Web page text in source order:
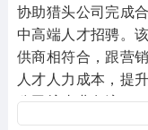
协助猎头公司完成
中高端人才招骋。
供商相符合，跟营
人才人力成本，提
公司扩张业务流程
虑的人才检索解决